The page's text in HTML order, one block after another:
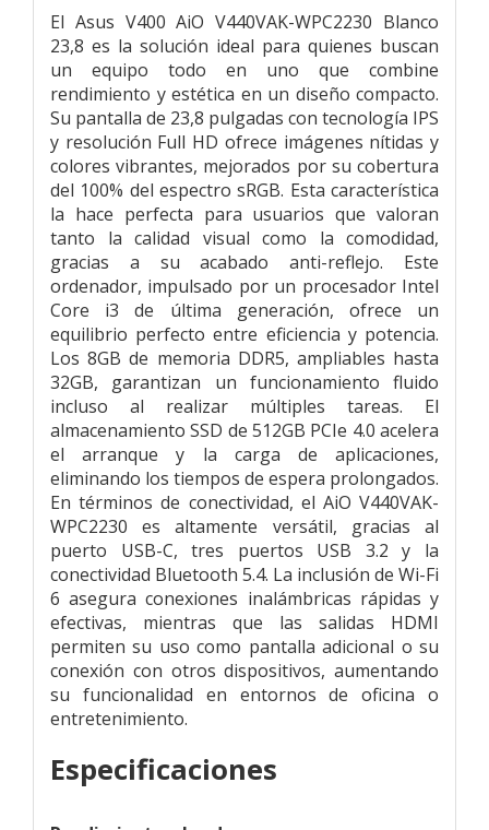
El Asus V400 AiO V440VAK-WPC2230 Blanco
23,8 es la solución ideal para quienes buscan
un equipo todo en uno que combine
rendimiento y estética en un diseño compacto.
Su pantalla de 23,8 pulgadas con tecnología IPS
y resolución Full HD ofrece imágenes nítidas y
colores vibrantes, mejorados por su cobertura
del 100% del espectro sRGB. Esta característica
la hace perfecta para usuarios que valoran
tanto la calidad visual como la comodidad,
gracias a su acabado anti-reflejo. Este
ordenador, impulsado por un procesador Intel
Core i3 de última generación, ofrece un
equilibrio perfecto entre eficiencia y potencia.
Los 8GB de memoria DDR5, ampliables hasta
32GB, garantizan un funcionamiento fluido
incluso al realizar múltiples tareas. El
almacenamiento SSD de 512GB PCIe 4.0 acelera
el arranque y la carga de aplicaciones,
eliminando los tiempos de espera prolongados.
En términos de conectividad, el AiO V440VAK-
WPC2230 es altamente versátil, gracias al
puerto USB-C, tres puertos USB 3.2 y la
conectividad Bluetooth 5.4. La inclusión de Wi-Fi
6 asegura conexiones inalámbricas rápidas y
efectivas, mientras que las salidas HDMI
permiten su uso como pantalla adicional o su
conexión con otros dispositivos, aumentando
su funcionalidad en entornos de oficina o
entretenimiento.
Especificaciones